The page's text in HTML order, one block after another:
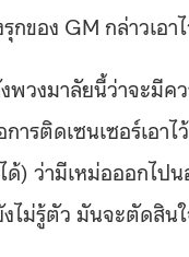
ของ GM กล่าวเอาไ
วงมาลัยนี้ว่าจะมีค
ารติดเซนเซอร์เอา
ว่ามีเหม่อออกไปน
ไม่รู้ตัว มันจะตัดสิน